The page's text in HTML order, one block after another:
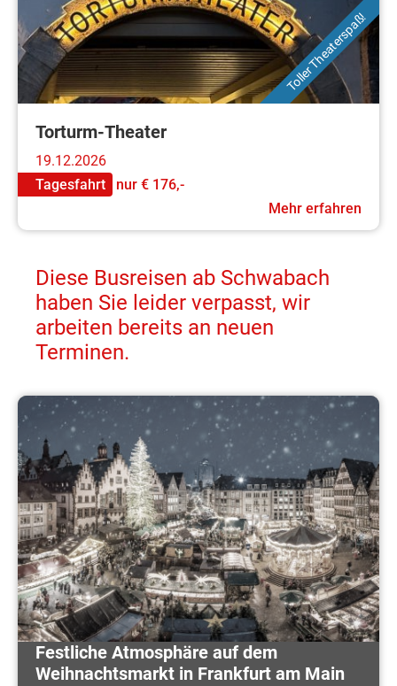
Toller Theaterspaß!
Torturm-Theater
19.12.2026
Tagesfahrt
nur € 176,-
Mehr erfahren
Diese Busreisen ab Schwabach
haben Sie leider verpasst, wir
arbeiten bereits an neuen
Terminen.
Festliche Atmosphäre auf dem
Weihnachtsmarkt in Frankfurt am Main